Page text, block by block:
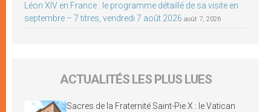
Léon XIV en France : le programme détaillé de sa visite en
septembre – 7 titres, vendredi 7 août 2026 août 7, 2026
ACTUALITÉS LES PLUS LUES
Sacres de la Fraternité Saint-Pie X : le Vatican